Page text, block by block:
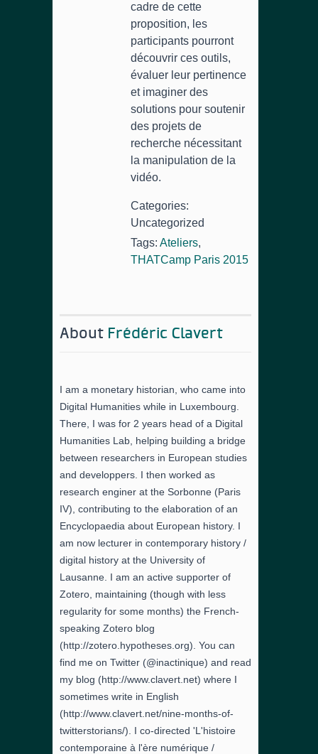
cadre de cette
proposition, les
participants pourront
découvrir ces outils,
évaluer leur pertinence
et imaginer des
solutions pour soutenir
des projets de
recherche nécessitant
la manipulation de la
vidéo.
Categories:
Uncategorized
Tags: Ateliers,
THATCamp Paris 2015
About Frédéric Clavert
I am a monetary historian, who came into
Digital Humanities while in Luxembourg.
There, I was for 2 years head of a Digital
Humanities Lab, helping building a bridge
between researchers in European studies
and developpers. I then worked as
research enginer at the Sorbonne (Paris
IV), contributing to the elaboration of an
Encyclopaedia about European history. I
am now lecturer in contemporary history /
digital history at the University of
Lausanne. I am an active supporter of
Zotero, maintaining (though with less
regularity for some months) the French-
speaking Zotero blog
(http://zotero.hypotheses.org). You can
find me on Twitter (@inactinique) and read
my blog (http://www.clavert.net) where I
sometimes write in English
(http://www.clavert.net/nine-months-of-
twitterstorians/). I co-directed 'L'histoire
contemporaine à l'ère numérique /